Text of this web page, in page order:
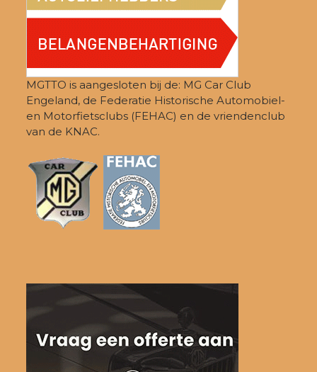
MGTTO is aangesloten bij de: MG Car Club
Engeland, de Federatie Historische Automobiel-
en Motorfietsclubs (FEHAC) en de vriendenclub
van de KNAC.